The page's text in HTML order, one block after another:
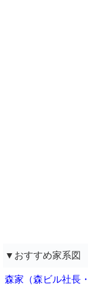
▼おすすめ家系図
森家（森ビル社長